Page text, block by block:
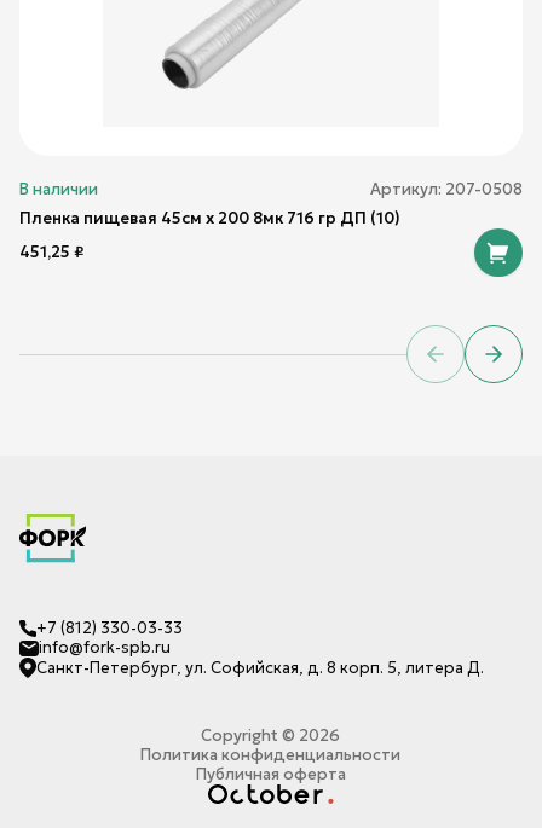
В наличии Артикул: 207-0508
Пленка пищевая 45см х 200 8мк 716 гр ДП (10)
451,25 ₽
Previous
Next
+7 (812) 330-03-33
info@fork-spb.ru
Санкт-Петербург, ул. Софийская, д. 8 корп. 5, литера Д.
Copyright © 2026
Политика конфиденциальности
Публичная оферта